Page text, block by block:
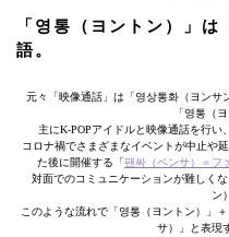
「영통（ヨントン）」
語。
元々「映像通話」は「영상통화（ヨンサ
「영통（
主にK-POPアイドルと映像通話を行い
コロナ禍でさまざまなイベントが中止や
た後に開催する「팬싸（ペンサ）＝フ
対面でのコミュニケーションが難しく
ン
このような流れで「영통（ヨントン）」
サ）」と表現